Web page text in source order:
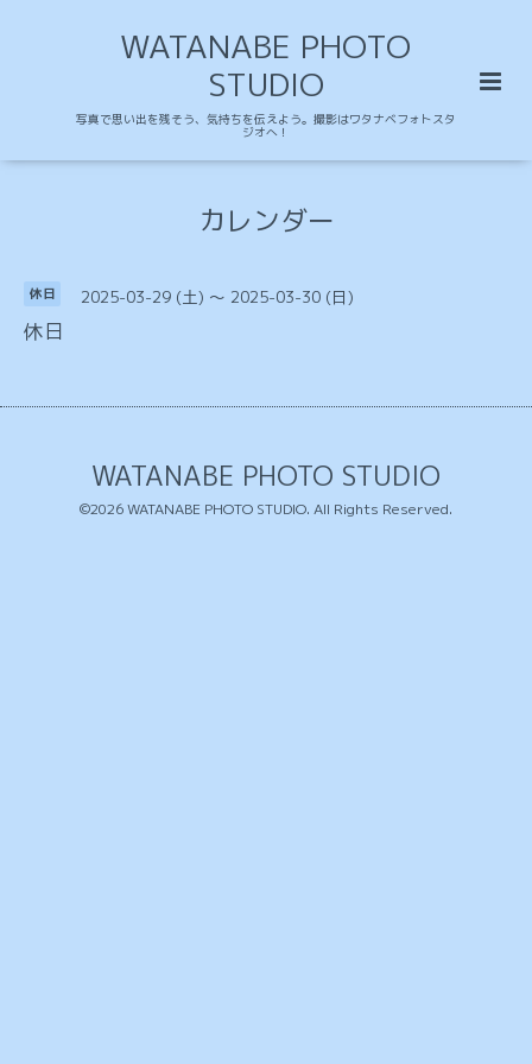
WATANABE PHOTO
STUDIO
写真で思い出を残そう、気持ちを伝えよう。撮影はワタナベフォトスタ
ジオへ！
カレンダー
休日 2025-03-29 (土) ～ 2025-03-30 (日)
休日
WATANABE PHOTO STUDIO
©2026WATANABE PHOTO STUDIO. All Rights Reserved.